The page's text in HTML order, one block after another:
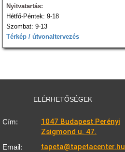
Nyitvatartás:
Hétfő-Péntek: 9-18
Szombat: 9-13
Térkép / útvonaltervezés
ELÉRHETŐSÉGEK
Cím:
1047 Budapest Perényi
Zsigmond u. 47.
Email: tapeta@tapetacenter.hu